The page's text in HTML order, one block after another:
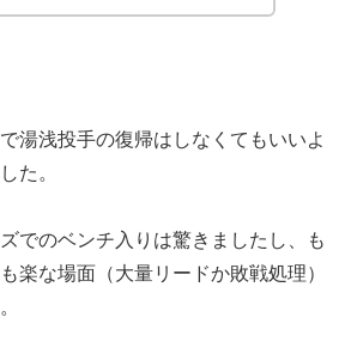
湯浅投手の復帰はしなくてもいいよ
た。
でのベンチ入りは驚きましたし、も
楽な場面（大量リードか敗戦処理）